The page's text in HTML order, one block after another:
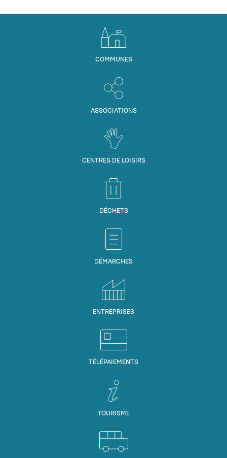
COMMUNES
ASSOCIATIONS
CENTRES DE LOISIRS
DÉCHETS
DÉMARCHES
ENTREPRISES
TÉLÉPAIEMENTS
TOURISME